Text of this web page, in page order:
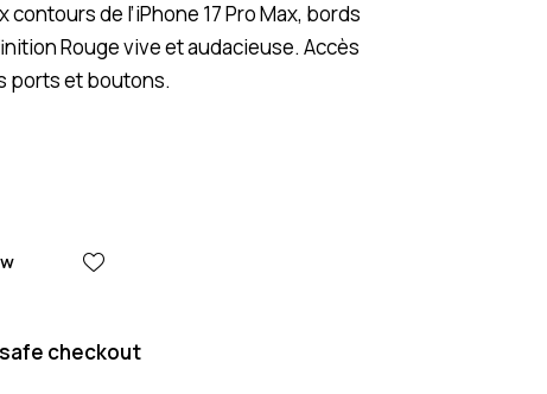
contours de l’iPhone 17 Pro Max, bords
Rouge vive et audacieuse. Accès
ports et boutons.
checkout